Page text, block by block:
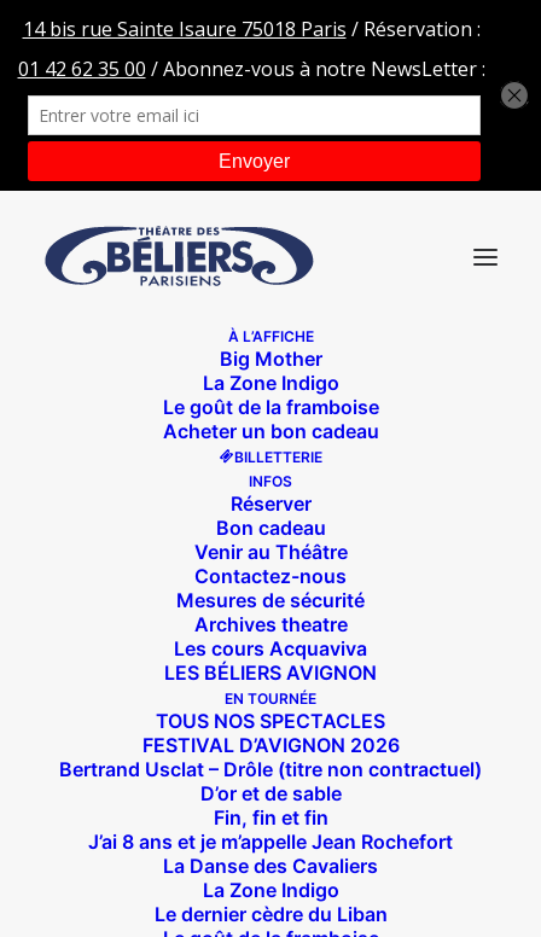
À L’AFFICHE
Big Mother
La Zone Indigo
Le goût de la framboise
Acheter un bon cadeau
BILLETTERIE
INFOS
Réserver
Bon cadeau
Venir au Théâtre
Contactez-nous
Mesures de sécurité
Archives theatre
Les cours Acquaviva
LES BÉLIERS AVIGNON
EN TOURNÉE
TOUS NOS SPECTACLES
FESTIVAL D’AVIGNON 2026
Bertrand Usclat – Drôle (titre non contractuel)
D’or et de sable
Fin, fin et fin
J’ai 8 ans et je m’appelle Jean Rochefort
La Danse des Cavaliers
La Zone Indigo
Le dernier cèdre du Liban
LAPINS MPEDLS
Théâtre des Béliers Parisiens LAPINS MPEDLS